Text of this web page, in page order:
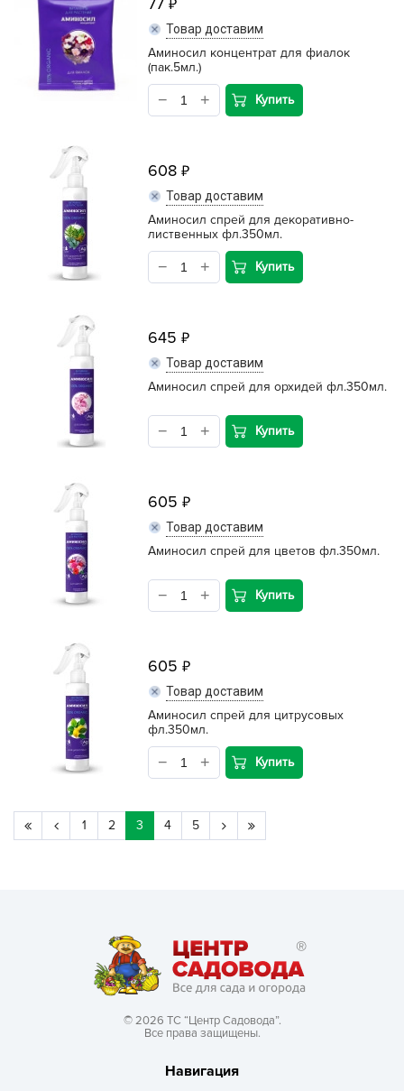
Товар доставим
Аминосил концентрат для фиалок
(пак.5мл.)
Купить
608
Товар доставим
Аминосил спрей для декоративно-
лиственных фл.350мл.
Купить
645
Товар доставим
Аминосил спрей для орхидей фл.350мл.
Купить
605
Товар доставим
Аминосил спрей для цветов фл.350мл.
Купить
605
Товар доставим
Аминосил спрей для цитрусовых
фл.350мл.
Купить
1 2 3 4 5
© 2026 ТС “Центр Садовода”.
Все права защищены.
Навигация